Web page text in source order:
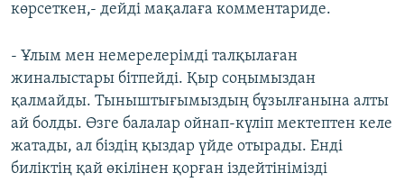
көрсеткен,- дейді мақалаға комментариде.
- Ұлым мен немерелерімді талқылаған
жиналыстары бітпейді. Қыр соңымыздан
қалмайды. Тыныштығымыздың бұзылғанына алты
ай болды. Өзге балалар ойнап-күліп мектептен келе
жатады, ал біздің қыздар үйде отырады. Енді
биліктің қай өкілінен қорған іздейтінімізді